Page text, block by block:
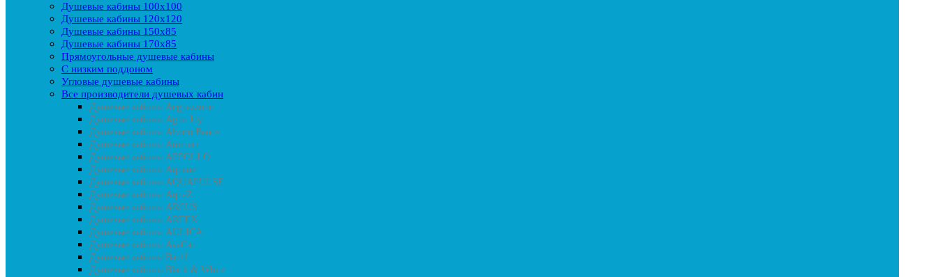
Душевые кабины 100x100
Душевые кабины 120x120
Душевые кабины 150x85
Душевые кабины 170x85
Прямоугольные душевые кабины
С низким поддоном
Угловые душевые кабины
Все производители душевых кабин
Душевые кабины Acguazzone
Душевые кабины Agua Joy
Душевые кабины Alvaro Banos
Душевые кабины Ammari
Душевые кабины APPOLLO
Душевые кабины Aquanet
Душевые кабины AQUAPULSE
Душевые кабины AquaZ
Душевые кабины ARCUS
Душевые кабины ARTEX
Душевые кабины AULICA
Душевые кабины AvaCan
Душевые кабины Banff
Душевые кабины Black & White